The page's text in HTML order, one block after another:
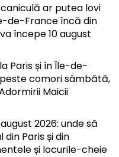
ar putea lovi
de-France încă din
începe 10 august
Paris și în Île-de-
comori sâmbătă,
Maicii
2026: unde să
Paris și din
și locurile-cheie